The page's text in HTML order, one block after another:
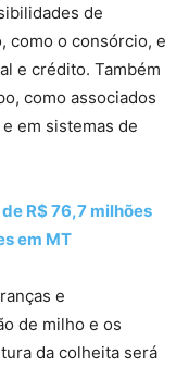
de
como o consórcio, e
e crédito. Também
como associados
em sistemas de
R$ 76,7 milhões
em MT
e
de milho e os
da colheita será